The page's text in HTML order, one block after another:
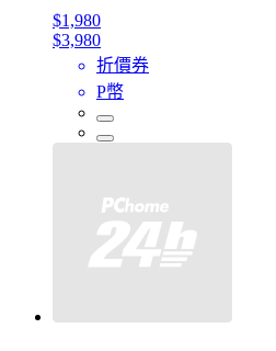
$1,980
$3,980
折價券
P幣